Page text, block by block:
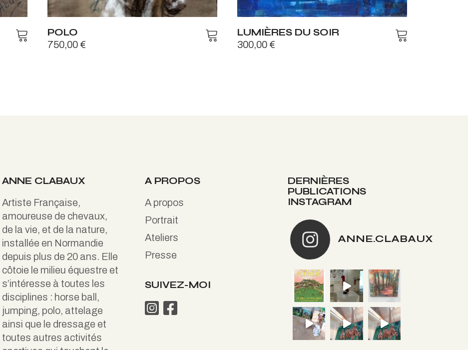
POLO
750,00 €
LUMIÈRES DU SOIR
300,00 €
ANNE CLABAUX
Artiste Française,
amoureuse de chevaux,
de la vie, et de la nature,
installée en Normandie
depuis plus de 20 ans. Elle
côtoie le milieu équestre et
s’intéresse à toutes les
disciplines : horse ball,
jumping, polo, attelage
ainsi que le dressage et
toutes autres activités
A PROPOS
A propos
Portrait
Ateliers
Presse
SUIVEZ-MOI
DERNIÈRES
PUBLICATIONS
INSTAGRAM
ANNE.CLABAUX